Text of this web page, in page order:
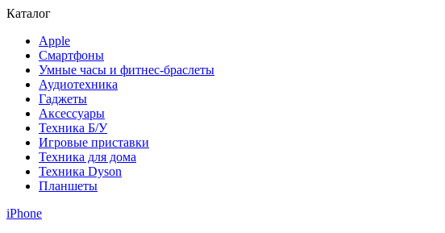
Каталог
Apple
Смартфоны
Умные часы и фитнес-браслеты
Аудиотехника
Гаджеты
Аксессуары
Техника Б/У
Игровые приставки
Техника для дома
Техника Dyson
Планшеты
iPhone